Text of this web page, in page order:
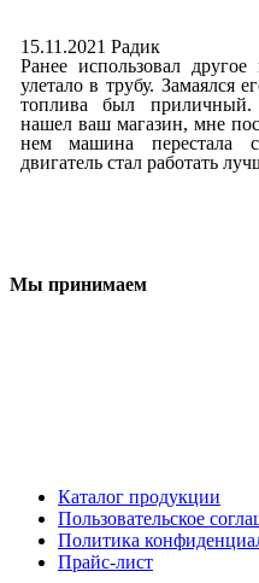
15.11.2021 Радик
Ранее использовал
улетало в трубу. Замаялся
топлива был
нашел ваш магазин, мне
нем машина перестала
двигатель стал работать
Мы принимаем
Каталог продукции
Пользовательское
Политика
Прайс-лист